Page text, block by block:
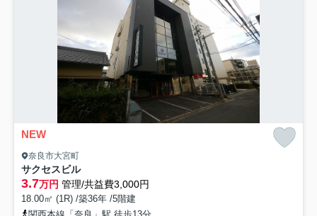
NEW
奈良市大宮町
サクセスビル
3.7万円 管理/共益費3,000円
18.00㎡ (1R) /築36年 /5階建